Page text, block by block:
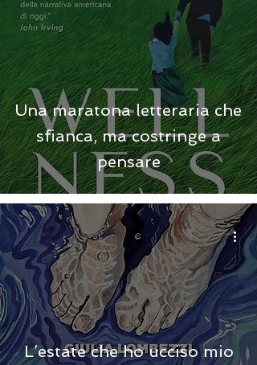
Una maratona letteraria che
sfianca, ma costringe a
pensare
L’estate che ho ucciso mio